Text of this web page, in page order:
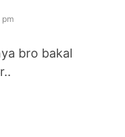
pm
bro bakal